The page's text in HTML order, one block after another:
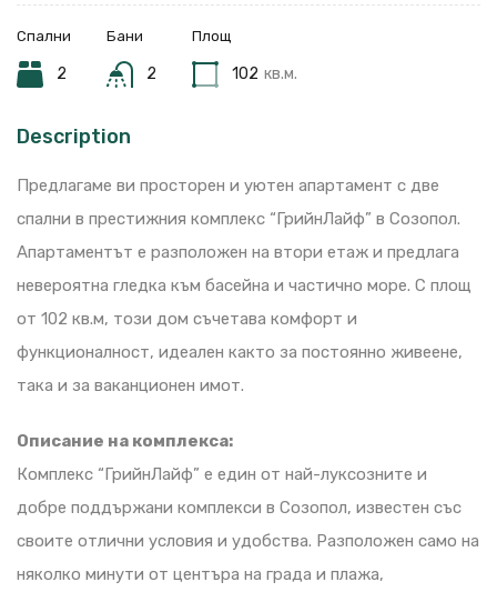
Спални
2
Бани
2
Площ
102 кв.м.
Description
Предлагаме ви просторен и уютен апартамент с две
спални в престижния комплекс “ГрийнЛайф” в Созопол.
Апартаментът е разположен на втори етаж и предлага
невероятна гледка към басейна и частично море. С площ
от 102 кв.м, този дом съчетава комфорт и
функционалност, идеален както за постоянно живеене,
така и за ваканционен имот.
Описание на комплекса:
Комплекс “ГрийнЛайф” е един от най-луксозните и
добре поддържани комплекси в Созопол, известен със
своите отлични условия и удобства. Разположен само на
няколко минути от центъра на града и плажа,